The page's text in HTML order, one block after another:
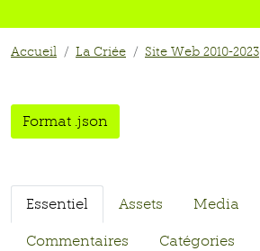
Accueil La Criée Site Web 2010-2023
Format .json
Essentiel Assets Media
Commentaires Catégories